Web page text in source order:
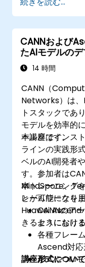
CANNおよび
たAIモデルの
14 時間
CANN（
Networks）は、
トスタックであ
モデルを効率的
ール群です。
本講座はインス
ラインの実践形
ベルのAI開発者
す。参加者は
MindSpore、
レームワークを
Huawei Ascend
きるようになり
本トレーニング
とが可能になり
CANNのア
セスにおけ
各種フレー
Ascend対応
ATCやOM
講座形式につい